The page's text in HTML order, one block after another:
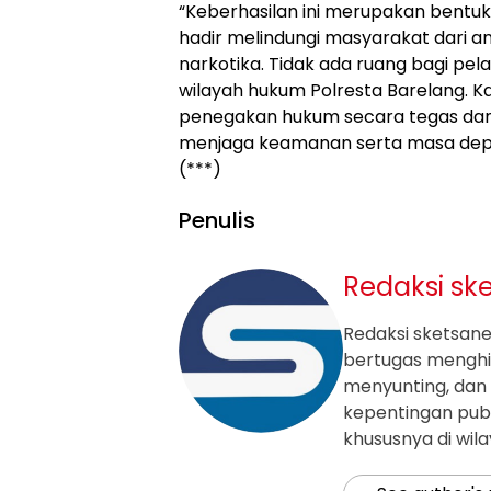
“Keberhasilan ini merupakan
hadir melindungi masyarakat dari
narkotika. Tidak ada ruang bagi
wilayah hukum Polresta Barelang.
penegakan hukum secara tegas
menjaga keamanan serta masa
(***)
Penulis
Redaksi
Redaksi
bertugas
menyunting,
kepentingan
khususnya di